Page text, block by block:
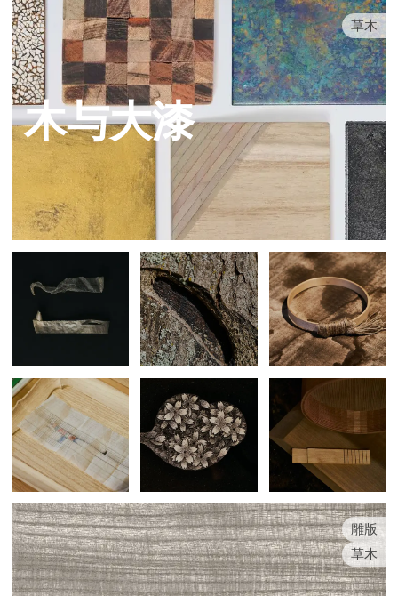
草木
木与大漆
雕版
草木